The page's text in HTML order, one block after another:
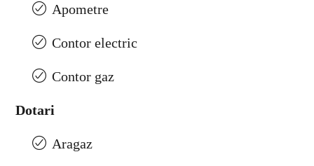
Apometre
Contor electric
Contor gaz
Dotari
Aragaz